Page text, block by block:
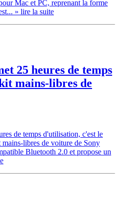
Mac et PC, reprenant la forme
» lire la suite
25 heures de temps
mains-libres de
de temps d'utilisation, c'est le
libres de voiture de Sony
Bluetooth 2.0 et propose un